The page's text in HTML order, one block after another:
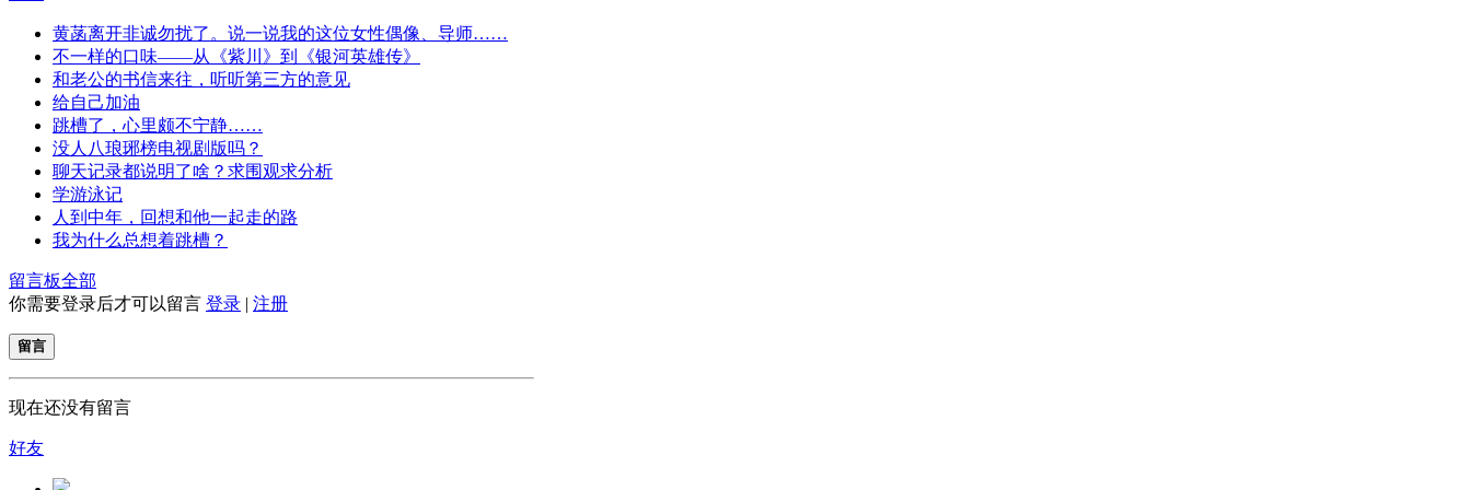
黄菡离开非诚勿扰了。说一说我的这位女性偶像、导师……
不一样的口味——从《紫川》到《银河英雄传》
和老公的书信来往，听听第三方的意见
给自己加油
跳槽了，心里颇不宁静……
没人八琅琊榜电视剧版吗？
聊天记录都说明了啥？求围观求分析
学游泳记
人到中年，回想和他一起走的路
我为什么总想着跳槽？
留言板全部
你需要登录后才可以留言 登录 | 注册
留言
现在还没有留言
好友